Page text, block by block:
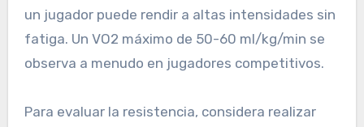
un jugador puede rendir a altas intensidades sin
fatiga. Un VO2 máximo de 50-60 ml/kg/min se
observa a menudo en jugadores competitivos.
Para evaluar la resistencia, considera realizar